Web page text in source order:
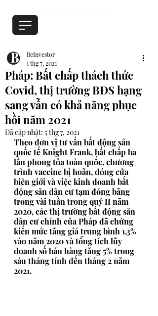
Pháp: Bất chấp thách thức
Covid, thị trường BĐS hạng
sang vẫn có khả năng phục
hồi năm 2021
BeInvestor
1 thg 7, 2021
Đã cập nhật: 5 thg 7, 2021
Theo đơn vị tư vấn bất động sản
quốc tế Knight Frank, bất chấp ba
lần phong tỏa toàn quốc, chương
trình vaccine bị hoãn, đóng cửa
biên giới và việc kinh doanh bất
động sản dân cư tạm đóng băng
trong vài tuần trong quý II năm
2020, các thị trường bất động sản
dân cư chính của Pháp đã chứng
kiến mức tăng giá trung bình 1,3%
vào năm 2020 và tổng tích lũy
doanh số bán hàng tăng 5% trong
sáu tháng tính đến tháng 2 năm
2021.